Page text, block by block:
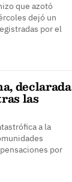
que azotó
dejó un
por el
declarada
las
a la
por